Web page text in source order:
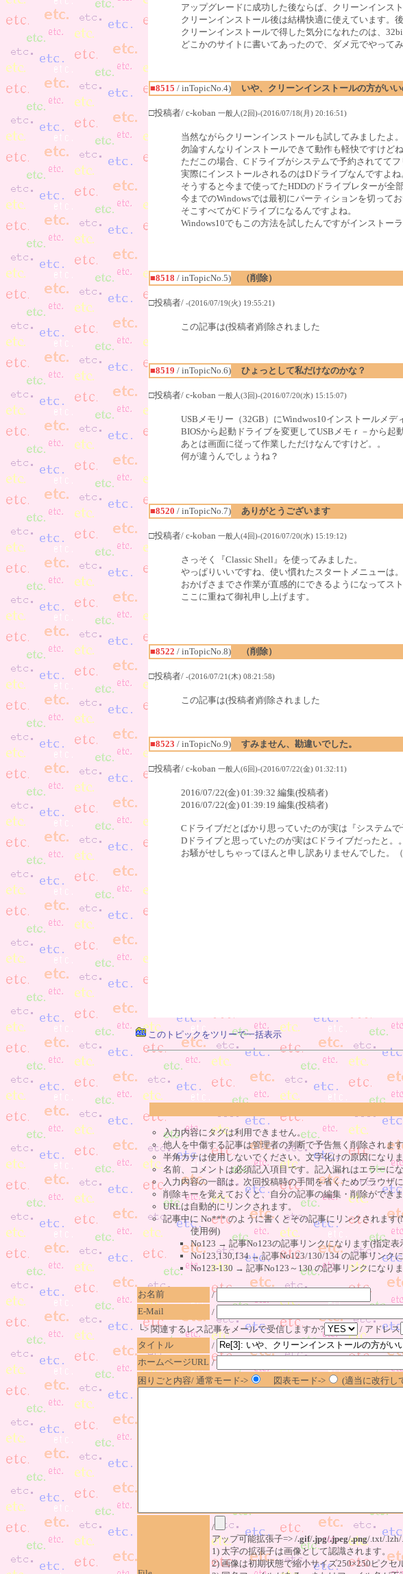
アップグレードに成功した後ならば、クリーンインス
クリーンインストール後は結構快適に使えています。
クリーンインストールで得した気分になれたのは、
どこかのサイトに書いてあったので、ダメ元でやって
■8515 / inTopicNo.4)
いや、クリーンインストールの方がい
□投稿者/ c-koban 一般人(2回)-(2016/07/18(月) 20:16:51)
当然ながらクリーンインストールも試してみましたよ。
勿論すんなりインストールできて動作も軽快ですけどね
ただこの場合、Cドライブがシステムで予約されてて
実際にインストールされるのはDドライブなんですよね
そうすると今まで使ってたHDDのドライブレターが全
今までのWindowsでは最初にパーティションを切って
そこすべてがCドライブになるんですよね。
Windows10でもこの方法を試したんですがインストー
■8518 / inTopicNo.5)
（削除）
□投稿者/ -(2016/07/19(火) 19:55:21)
この記事は(投稿者)削除されました
■8519 / inTopicNo.6)
ひょっとして私だけなのかな？
□投稿者/ c-koban 一般人(3回)-(2016/07/20(水) 15:15:07)
USBメモリー（32GB）にWindwos10インストールメデ
BIOSから起動ドライブを変更してUSBメモｒ－から起
あとは画面に従って作業しただけなんですけど。。
何が違うんでしょうね？
■8520 / inTopicNo.7)
ありがとうございます
□投稿者/ c-koban 一般人(4回)-(2016/07/20(水) 15:19:12)
さっそく『Classic Shell』を使ってみました。
やっぱりいいですね、使い慣れたスタートメニューは
おかげさまでさ作業が直感的にできるようになってス
ここに重ねて御礼申し上げます。
■8522 / inTopicNo.8)
（削除）
□投稿者/ -(2016/07/21(木) 08:21:58)
この記事は(投稿者)削除されました
■8523 / inTopicNo.9)
すみません、勘違いでした。
□投稿者/ c-koban 一般人(6回)-(2016/07/22(金) 01:32:11)
2016/07/22(金) 01:39:32 編集(投稿者)
2016/07/22(金) 01:39:19 編集(投稿者)
Cドライブだとばかり思っていたのが実は『システム
Dドライブと思っていたのが実はCドライブだったと。。
お騒がせしちゃってほんと申し訳ありませんでした。（
このトピックをツリーで一括表示
入力内容にタグは利用できません。
他人を中傷する記事は管理者の判断で予告無く削除されます
半角カナは使用しないでください。文字化けの原因になりま
名前、コメントは必須記入項目です。記入漏れはエラーに
入力内容の一部は、次回投稿時の手間を省くためブラウザ
削除キーを覚えておくと、自分の記事の編集・削除ができま
URLは自動的にリンクされます。
記事中に No*** のように書くとその記事にリンクされます
使用例)
No123 → 記事No123の記事リンクになります(指定表
No123,130,134 → 記事No123/130/134 の記事リンク
No123-130 → 記事No123～130 の記事リンクになり
お名前
/
E-Mail
/
└> 関連するレス記事をメールで受信しますか?
/ アドレス
タイトル
/
ホームページURL /
困りごと内容/ 通常モード->
図表モード-> (適当に改行し
/
アップ可能拡張子=> /.gif/.jpg/.jpeg/.png/.txt/.lzh/
1) 太字の拡張子は画像として認識されます。
2) 画像は初期状態で縮小サイズ250×250ピクセ